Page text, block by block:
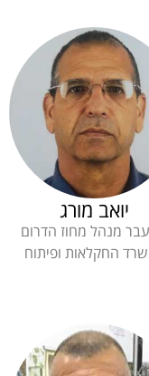
יואב מורג
מנהל מחוז הדרום
החקלאות ופיתוח